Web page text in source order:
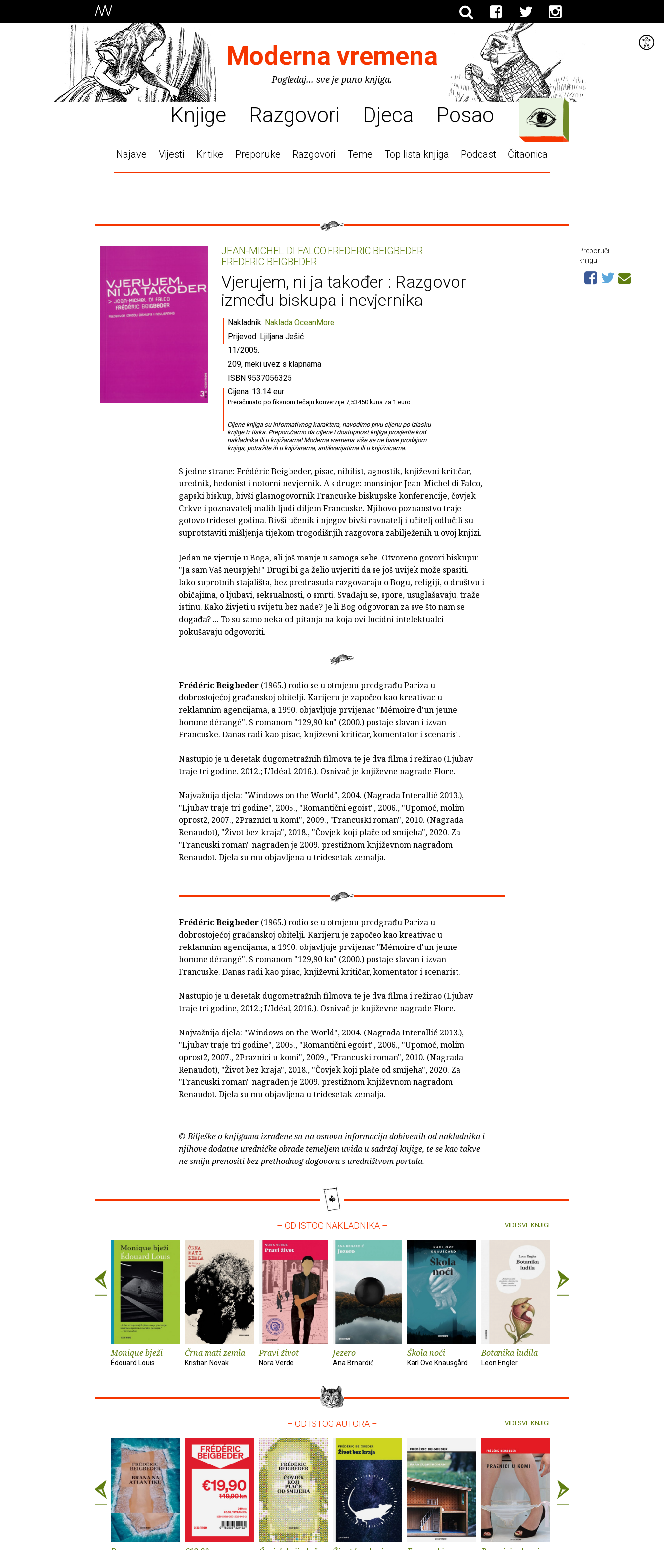
Moderna vremena
Pogledaj... sve je puno knjiga.
Knjige Razgovori Djeca Posao
Najave Vijesti Kritike Preporuke Razgovori Teme Top lista knjiga Podcast Čitaonica
JEAN-MICHEL DI FALCO FREDERIC BEIGBEDER
FREDERIC BEIGBEDER
Vjerujem, ni ja također : Razgovor
između biskupa i nevjernika
Nakladnik: Naklada OceanMore
Prijevod: Ljiljana Ješić
11/2005.
209, meki uvez s klapnama
ISBN 9537056325
Cijena: 13.14 eur
Preračunato po fiksnom tečaju konverzije 7,53450 kuna za 1 euro
Cijene knjiga su informativnog karaktera, navodimo prvu cijenu po izlasku
knjige iz tiska. Preporučamo da cijene i dostupnost knjiga provjerite kod
nakladnika ili u knjižarama! Moderna vremena više se ne bave prodajom
knjiga, potražite ih u knjižarama, antikvarijatima ili u knjižnicama.
S jedne strane: Frédéric Beigbeder, pisac, nihilist, agnostik, književni kritičar,
urednik, hedonist i notorni nevjernik. A s druge: monsinjor Jean-Michel di Falco,
gapski biskup, bivši glasnogovornik Francuske biskupske konferencije, čovjek
Crkve i poznavatelj malih ljudi diljem Francuske. Njihovo poznanstvo traje
gotovo trideset godina. Bivši učenik i njegov bivši ravnatelj i učitelj odlučili su
suprotstaviti mišljenja tijekom trogodišnjih razgovora zabilježenih u ovoj knjizi.
Jedan ne vjeruje u Boga, ali još manje u samoga sebe. Otvoreno govori biskupu:
"Ja sam Vaš neuspjeh!" Drugi bi ga želio uvjeriti da se još uvijek može spasiti.
lako suprotnih stajališta, bez predrasuda razgovaraju o Bogu, religiji, o društvu i
običajima, o ljubavi, seksualnosti, o smrti. Svađaju se, spore, usuglašavaju, traže
istinu. Kako živjeti u svijetu bez nade? Je li Bog odgovoran za sve što nam se
događa? ... To su samo neka od pitanja na koja ovi lucidni intelektualci
pokušavaju odgovoriti.
Frédéric Beigbeder (1965.) rodio se u otmjenu predgrađu Pariza u
dobrostojećoj građanskoj obitelji. Karijeru je započeo kao kreativac u
reklamnim agencijama, a 1990. objavljuje prvijenac "Mémoire d'un jeune
homme dérangé". S romanom "129,90 kn" (2000.) postaje slavan i izvan
Francuske. Danas radi kao pisac, književni kritičar, komentator i scenarist.
Nastupio je u desetak dugometražnih filmova te je dva filma i režirao (Ljubav
traje tri godine, 2012.; L'Idéal, 2016.). Osnivač je književne nagrade Flore.
Najvažnija djela: "Windows on the World", 2004. (Nagrada Interallié 2013.),
"Ljubav traje tri godine", 2005., "Romantični egoist", 2006., "Upomoć, molim
oprost2, 2007., 2Praznici u komi", 2009., "Francuski roman", 2010. (Nagrada
Renaudot), "Život bez kraja", 2018., "Čovjek koji plače od smijeha", 2020. Za
"Francuski roman" nagrađen je 2009. prestižnom književnom nagradom
Renaudot. Djela su mu objavljena u tridesetak zemalja.
Frédéric Beigbeder (1965.) rodio se u otmjenu predgrađu Pariza u
dobrostojećoj građanskoj obitelji. Karijeru je započeo kao kreativac u
reklamnim agencijama, a 1990. objavljuje prvijenac "Mémoire d'un jeune
homme dérangé". S romanom "129,90 kn" (2000.) postaje slavan i izvan
Francuske. Danas radi kao pisac, književni kritičar, komentator i scenarist.
Nastupio je u desetak dugometražnih filmova te je dva filma i režirao (Ljubav
traje tri godine, 2012.; L'Idéal, 2016.). Osnivač je književne nagrade Flore.
Najvažnija djela: "Windows on the World", 2004. (Nagrada Interallié 2013.),
"Ljubav traje tri godine", 2005., "Romantični egoist", 2006., "Upomoć, molim
oprost2, 2007., 2Praznici u komi", 2009., "Francuski roman", 2010. (Nagrada
Renaudot), "Život bez kraja", 2018., "Čovjek koji plače od smijeha", 2020. Za
"Francuski roman" nagrađen je 2009. prestižnom književnom nagradom
Renaudot. Djela su mu objavljena u tridesetak zemalja.
© Bilješke o knjigama izrađene su na osnovu informacija dobivenih od nakladnika i
njihove dodatne uredničke obrade temeljem uvida u sadržaj knjige, te se kao takve
ne smiju prenositi bez prethodnog dogovora s uredništvom portala.
Preporuči
knjigu
– OD ISTOG NAKLADNIKA –
Monique bježi
Édouard Louis
Črna mati zemla
Kristian Novak
Pravi život
Nora Verde
Jezero
Ana Brnardić
Škola noći
Karl Ove Knausgård
Botanika ludila
Leon Engler
VIDI SVE KNJIGE
– OD ISTOG AUTORA – VIDI SVE KNJIGE